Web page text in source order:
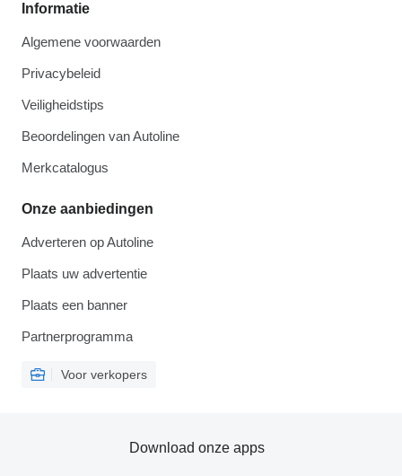
Informatie
Algemene voorwaarden
Privacybeleid
Veiligheidstips
Beoordelingen van Autoline
Merkcatalogus
Onze aanbiedingen
Adverteren op Autoline
Plaats uw advertentie
Plaats een banner
Partnerprogramma
Voor verkopers
Download onze apps